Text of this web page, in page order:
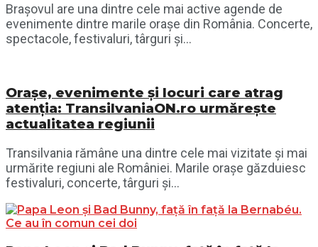
Brașovul are una dintre cele mai active agende de
evenimente dintre marile orașe din România. Concerte,
spectacole, festivaluri, târguri și...
Orașe, evenimente și locuri care atrag
atenția: TransilvaniaON.ro urmărește
actualitatea regiunii
Transilvania rămâne una dintre cele mai vizitate și mai
urmărite regiuni ale României. Marile orașe găzduiesc
festivaluri, concerte, târguri și...